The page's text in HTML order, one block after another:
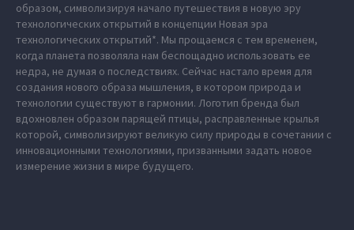
образом, символизируя начало путешествия в новую эру
технологических открытий в концепции Новая эра
технологических открытий*. Мы прощаемся с тем временем,
когда планета позволяла нам беспощадно использовать ее
недра, не думая о последствиях. Сейчас настало время для
создания нового образа мышления, в котором природа и
технологии существуют в гармонии. Логотип бренда был
вдохновлен образом парящей птицы, расправленные крылья
которой, символизируют великую силу природы в сочетании с
инновационными технологиями, призванными задать новое
измерение жизни в мире будущего.